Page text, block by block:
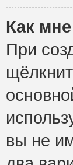
Как
При
вы не